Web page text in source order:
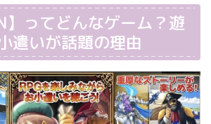
】ってどんなゲーム？遊
遣いが話題の理由